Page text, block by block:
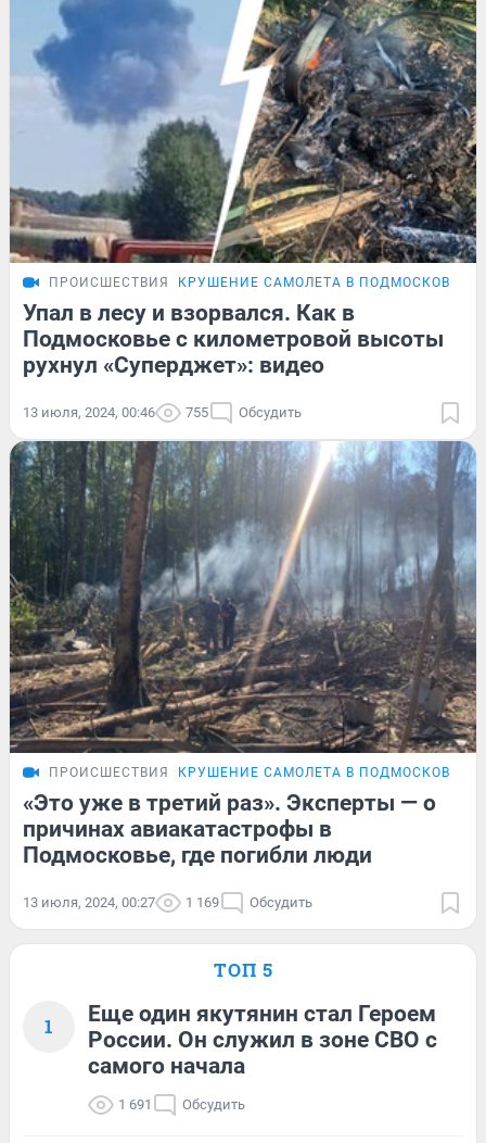
ПРОИСШЕСТВИЯ КРУШЕНИЕ САМОЛЕТА В ПОДМОСКОВЬЕ
Упал в лесу и взорвался. Как в
Подмосковье с километровой высоты
рухнул «Суперджет»: видео
13 июля, 2024, 00:46 755 Обсудить
ПРОИСШЕСТВИЯ КРУШЕНИЕ САМОЛЕТА В ПОДМОСКОВЬЕ
«Это уже в третий раз». Эксперты — о
причинах авиакатастрофы в
Подмосковье, где погибли люди
13 июля, 2024, 00:27 1 169 Обсудить
ТОП 5
1
Еще один якутянин стал Героем
России. Он служил в зоне СВО с
самого начала
1 691 Обсудить